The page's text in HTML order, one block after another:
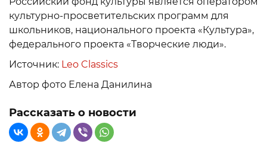
культурно-просветительских программ для
школьников, национального проекта «Культура»,
федерального проекта «Творческие люди».
Источник: Leo Classics
Автор фото Елена Данилина
Рассказать о новости